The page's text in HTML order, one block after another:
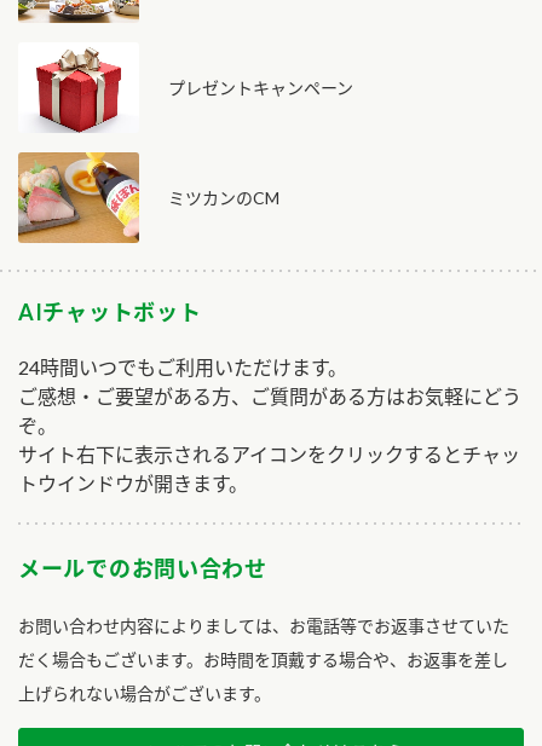
プレゼントキャンペーン
ミツカンのCM
AIチャットボット
24時間いつでもご利用いただけます。
ご感想・ご要望がある方、ご質問がある方はお気軽にどう
ぞ。
サイト右下に表示されるアイコンをクリックするとチャッ
トウインドウが開きます。
メールでのお問い合わせ
お問い合わせ内容によりましては、お電話等でお返事させていた
だく場合もございます。お時間を頂戴する場合や、お返事を差し
上げられない場合がございます。